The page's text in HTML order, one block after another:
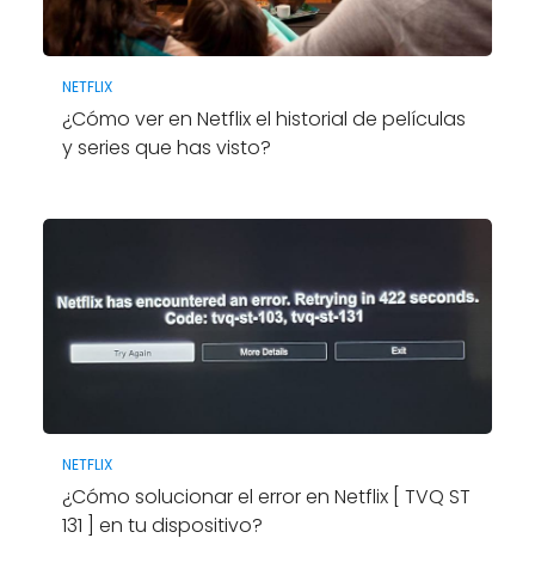
NETFLIX
¿Cómo ver en Netflix el historial de películas
y series que has visto?
NETFLIX
¿Cómo solucionar el error en Netflix [ TVQ ST
131 ] en tu dispositivo?